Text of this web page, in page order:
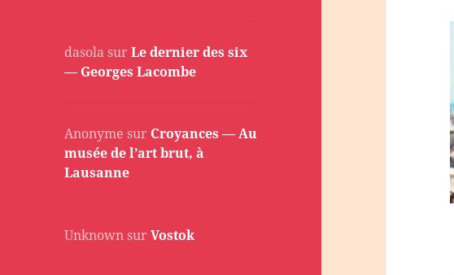
dasolasurLe dernier des six
— Georges Lacombe
Anonyme sur Croyances — Au
musée de l’art brut, à
Lausanne
UnknownsurVostok